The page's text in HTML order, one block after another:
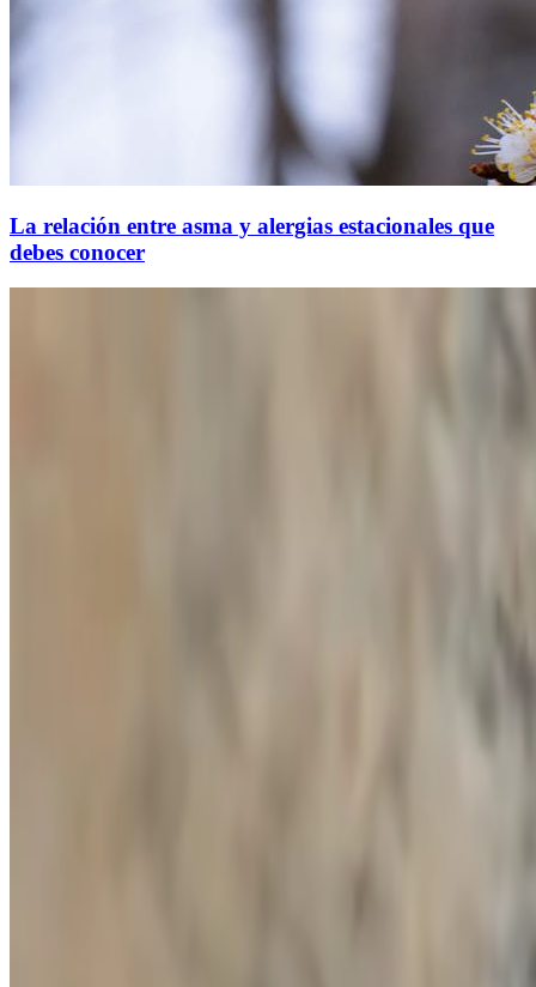
La relación entre asma y alergias estacionales que
debes conocer